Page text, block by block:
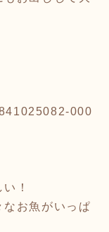
000
！
お魚がいっぱ